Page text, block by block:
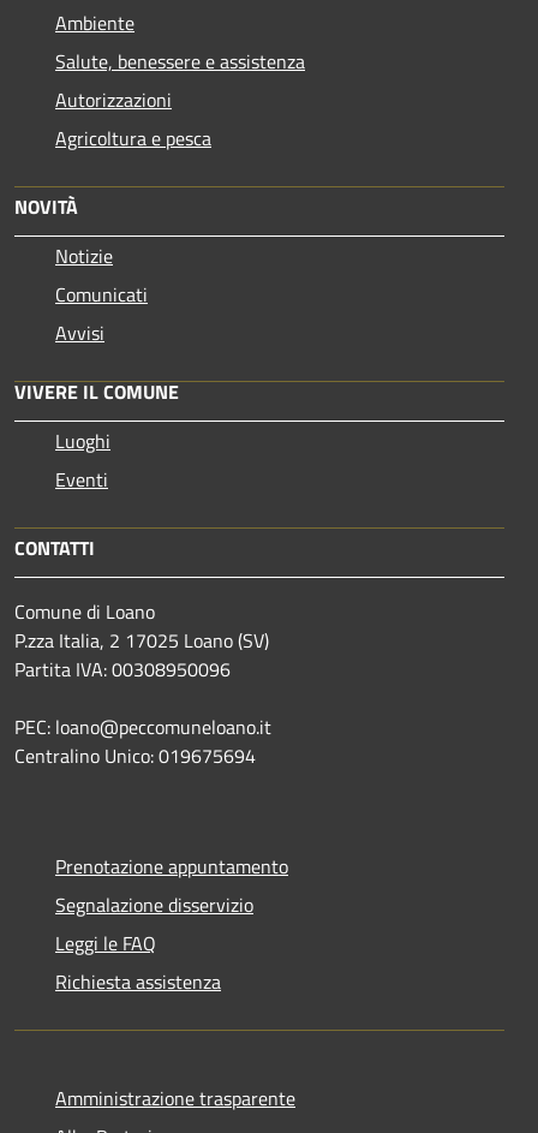
Ambiente
Salute, benessere e assistenza
Autorizzazioni
Agricoltura e pesca
NOVITÀ
Notizie
Comunicati
Avvisi
VIVERE IL COMUNE
Luoghi
Eventi
CONTATTI
Comune di Loano
P.zza Italia, 2 17025 Loano (SV)
Partita IVA: 00308950096
PEC: loano@peccomuneloano.it
Centralino Unico: 019675694
Prenotazione appuntamento
Segnalazione disservizio
Leggi le FAQ
Richiesta assistenza
Amministrazione trasparente